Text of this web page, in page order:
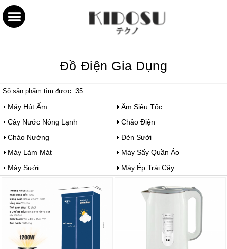
Đồ Điện Gia Dụng
Số sản phẩm tìm được: 35
Máy Hút Ẩm
Ấm Siêu Tốc
Cây Nước Nóng Lạnh
Chảo Điện
Chảo Nướng
Đèn Sưởi
Máy Làm Mát
Máy Sấy Quần Áo
Máy Sưởi
Máy Ép Trái Cây